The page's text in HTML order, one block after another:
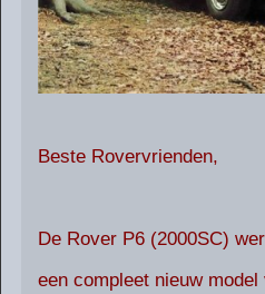
Beste Rovervrienden,
De Rover P6 (2000SC)
een compleet nieuw